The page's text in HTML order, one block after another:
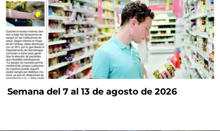
Semana del 7 al 13 de agosto de 2026